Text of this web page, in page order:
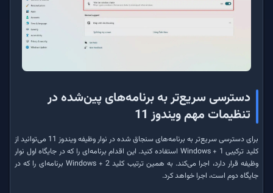
دسترسی سریع‌تر به برنامه‌های پین‌شده در
تنظیمات مهم ویندوز 11
برای دسترسی سریع‌تر به برنامه‌های سنجاق شده در نوار وظیفه ویندوز 11 می‌توانید از
کلید ترکیبی Windows + 1 استفاده کنید. این اقدام برنامه‌ای را که در جایگاه اول نوار
وظیفه قرار دارد، اجرا می‌کند. به همین ترتیب کلید Windows + 2 برنامه‌ای را که در
جایگاه دوم است، اجرا خواهد کرد.